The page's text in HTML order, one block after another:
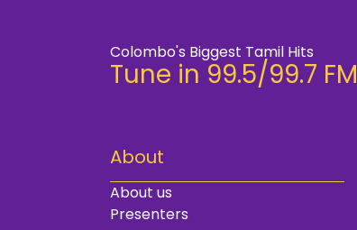
Colombo's Biggest Tamil Hits
Tune in 99.5/99.7 FM
About
About us
Presenters